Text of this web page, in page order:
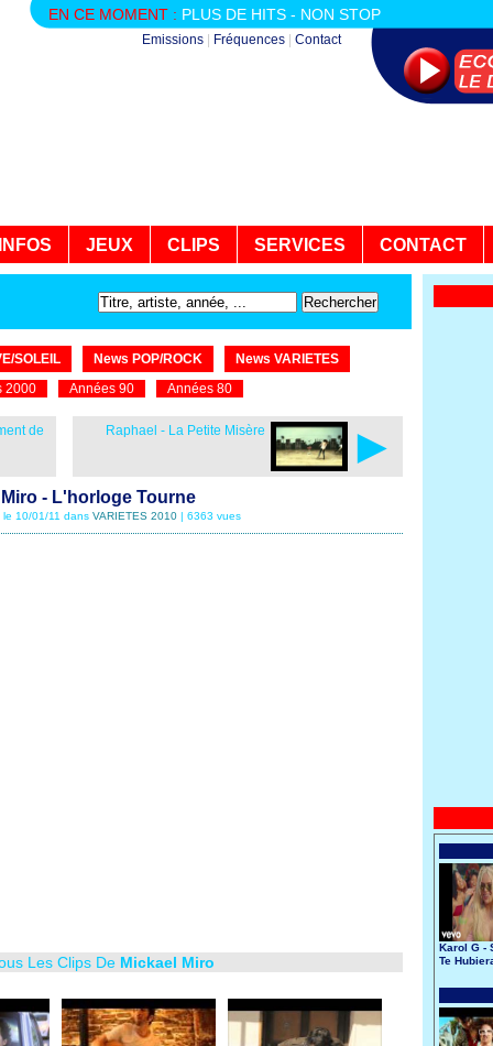
EN CE MOMENT : PLUS DE HITS - NON STOP
Emissions Fréquences Contact
JEUX CLIPS SERVICES CONTACT
SOLEIL News POP/ROCK
News VARIETES
2000
Années 90 Années 80
de ►
Raphael - La Petite Misère
- L'horloge Tourne
10/01/11 dans VARIETES 2010 | 6363 vues
Les Clips De Mickael Miro
Karol G -
Te